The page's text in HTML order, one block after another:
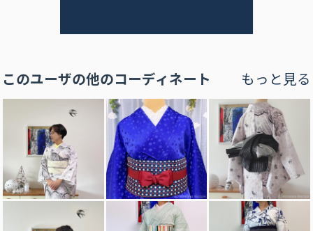
このユーザの他のコーディネート もっと見る